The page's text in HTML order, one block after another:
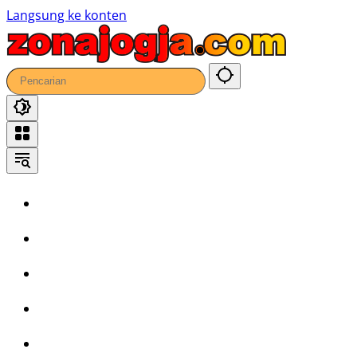
Langsung ke konten